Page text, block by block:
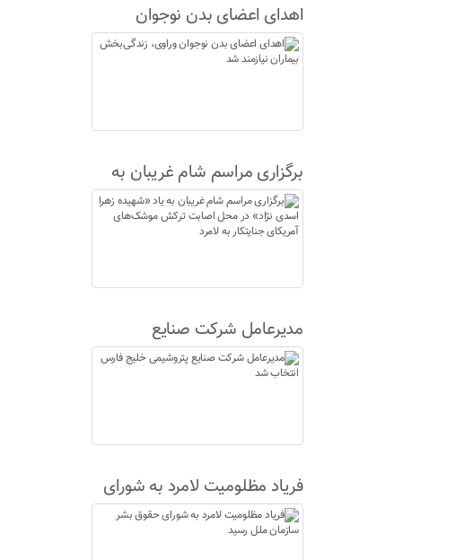
اهدای اعضای بدن نوجوان
وراوی، زندگی‌بخش بیماران
نیازمند شد
برگزاری مراسم شام غریبان به
یاد «شهیده زهرا اسدی نژاد» در
محل اصابت ترکش موشک‌های
مدیرعامل شرکت صنایع
پتروشیمی خلیج فارس انتخاب
شد
فریاد مظلومیت لامرد به شورای
حقوق بشر سازمان ملل رسید